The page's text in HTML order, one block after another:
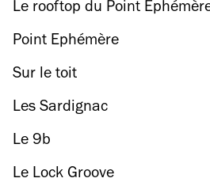
Le rooftop du Point
quatrième saison
Point Ephémère
Sur le toit
Les Sardignac
Le 9b
Le Lock Groove